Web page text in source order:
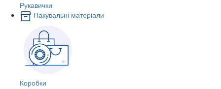
Рукавички
Пакувальні матеріали
Коробки